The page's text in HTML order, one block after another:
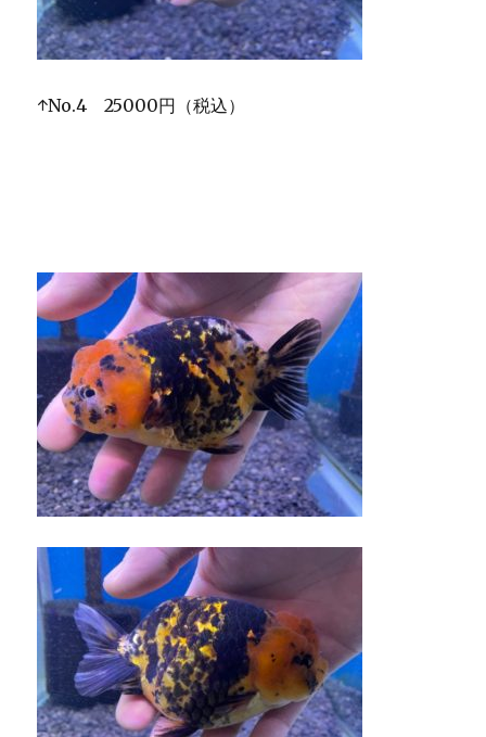
↑No.4 25000円（税込）